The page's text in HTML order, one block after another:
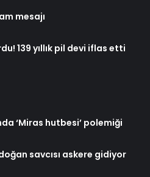
mesajı
139 yıllık pil devi iflas etti
‘Miras hutbesi’ polemiği
savcısı askere gidiyor